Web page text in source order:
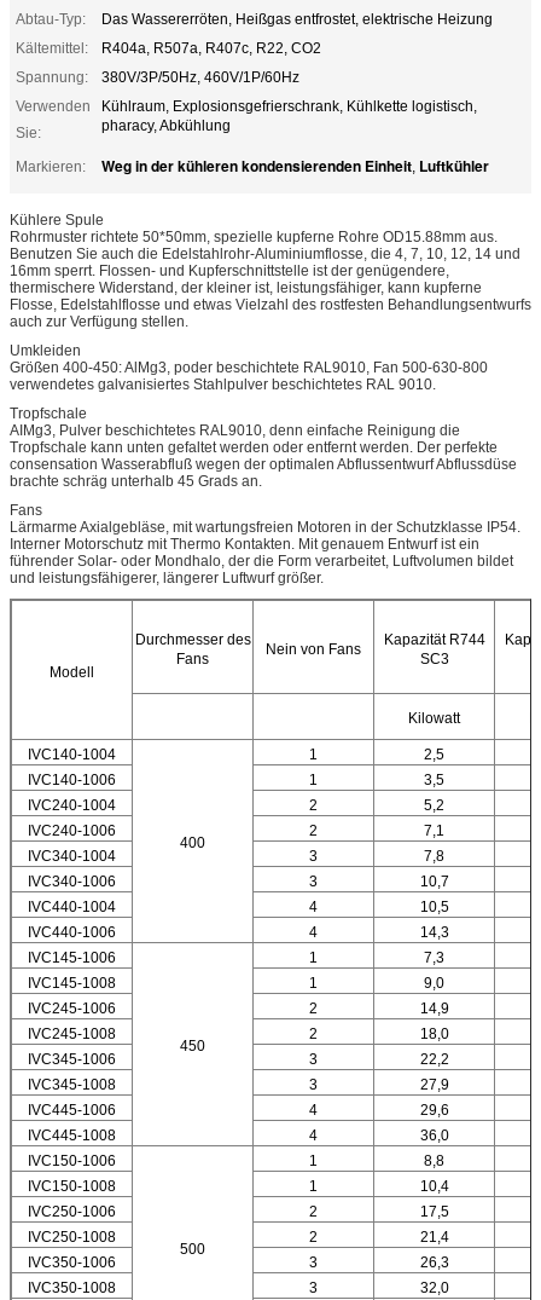
Abtau-Typ:
Das Wassererröten, Heißgas entfrostet, elektrische Heizung
Kältemittel:
R404a, R507a, R407c, R22, CO2
Spannung:
380V/3P/50Hz, 460V/1P/60Hz
Verwenden
Sie:
Kühlraum, Explosionsgefrierschrank, Kühlkette logistisch,
pharacy, Abkühlung
Markieren: Weg in der kühleren kondensierenden Einheit, Luftkühler
Kühlere Spule
Rohrmuster richtete 50*50mm, spezielle kupferne Rohre OD15.88mm aus.
Benutzen Sie auch die Edelstahlrohr-Aluminiumflosse, die 4, 7, 10, 12, 14 und
16mm sperrt. Flossen- und Kupferschnittstelle ist der genügendere,
thermischere Widerstand, der kleiner ist, leistungsfähiger, kann kupferne
Flosse, Edelstahlflosse und etwas Vielzahl des rostfesten Behandlungsentwurfs
auch zur Verfügung stellen.
Umkleiden
Größen 400-450: AlMg3, poder beschichtete RAL9010, Fan 500-630-800
verwendetes galvanisiertes Stahlpulver beschichtetes RAL 9010.
Tropfschale
AIMg3, Pulver beschichtetes RAL9010, denn einfache Reinigung die
Tropfschale kann unten gefaltet werden oder entfernt werden. Der perfekte
consensation Wasserabfluß wegen der optimalen Abflussentwurf Abflussdüse
brachte schräg unterhalb 45 Grads an.
Fans
Lärmarme Axialgebläse, mit wartungsfreien Motoren in der Schutzklasse IP54.
Interner Motorschutz mit Thermo Kontakten. Mit genauem Entwurf ist ein
führender Solar- oder Mondhalo, der die Form verarbeitet, Luftvolumen bildet
und leistungsfähigerer, längerer Luftwurf größer.
Modell
Durchmesser des
Fans
Nein von Fans
Kapazität R744
SC3
Kilowatt
IVC140-1004
400
1
2,5
IVC140-1006
1
3,5
IVC240-1004
2
5,2
IVC240-1006
2
7,1
IVC340-1004
3
7,8
IVC340-1006
3
10,7
IVC440-1004
4
10,5
IVC440-1006
4
14,3
IVC145-1006
450
1
7,3
IVC145-1008
1
9,0
IVC245-1006
2 14,9
IVC245-1008
2 18,0
IVC345-1006
3 22,2
IVC345-1008
3 27,9
IVC445-1006
4 29,6
IVC445-1008
4 36,0
IVC150-1006
500
1
8,8
IVC150-1008
1
10,4
IVC250-1006
2 17,5
IVC250-1008
2 21,4
IVC350-1006
3 26,3
IVC350-1008
3 32,0